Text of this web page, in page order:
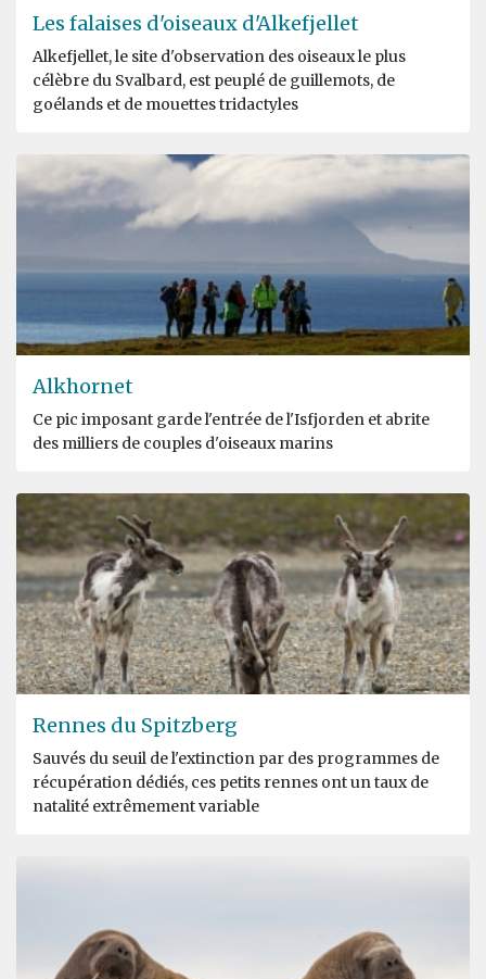
Les falaises d'oiseaux d'Alkefjellet
Alkefjellet, le site d'observation des oiseaux le plus
célèbre du Svalbard, est peuplé de guillemots, de
goélands et de mouettes tridactyles
Alkhornet
Ce pic imposant garde l'entrée de l'Isfjorden et abrite
des milliers de couples d'oiseaux marins
Rennes du Spitzberg
Sauvés du seuil de l'extinction par des programmes de
récupération dédiés, ces petits rennes ont un taux de
natalité extrêmement variable